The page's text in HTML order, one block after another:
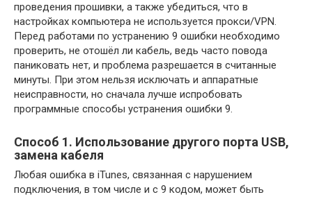
проведения прошивки, а также убедиться, что в
настройках компьютера не используется прокси/VPN.
Перед работами по устранению 9 ошибки необходимо
проверить, не отошёл ли кабель, ведь часто повода
паниковать нет, и проблема разрешается в считанные
минуты. При этом нельзя исключать и аппаратные
неисправности, но сначала лучше испробовать
программные способы устранения ошибки 9.
Способ 1. Использование другого порта USB,
замена кабеля
Любая ошибка в iTunes, связанная с нарушением
подключения, в том числе и с 9 кодом, может быть